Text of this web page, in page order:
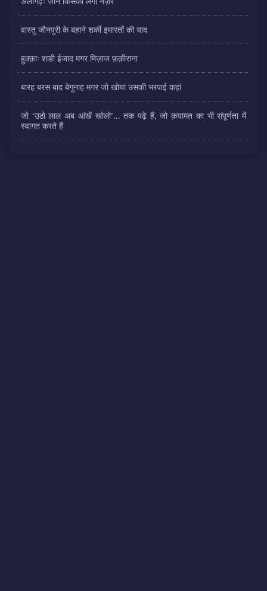
वास्तु जौनपुरी के बहाने शर्की इमारतों की याद
हुक़्क़ाः शाही ईजाद मगर मिज़ाज फ़क़ीराना
बारह बरस बाद बेगुनाह मगर जो खोया उसकी भरपाई कहां
जो ‘उठो लाल अब आंखें खोलो’... तक पढ़े हैं, जो क़यामत का भी संपूर्णता में
स्वागत करते हैं